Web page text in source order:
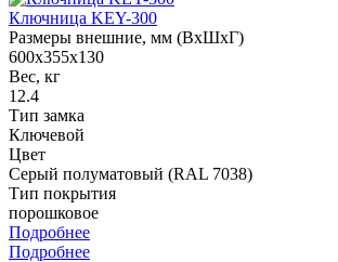
Ключница KEY-300
Размеры внешние, мм (ВхШхГ)
600x355x130
Вес, кг
12.4
Тип замка
Ключевой
Цвет
Серый полуматовый (RAL 7038)
Тип покрытия
порошковое
Подробнее
Подробнее